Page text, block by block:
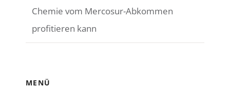
Chemie vom Mercosur-Abkommen
profitieren kann
MENÜ